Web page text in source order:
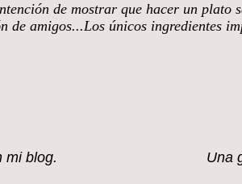
de mostrar que hacer un
amigos...Los únicos ingredientes
en mi blog. Una